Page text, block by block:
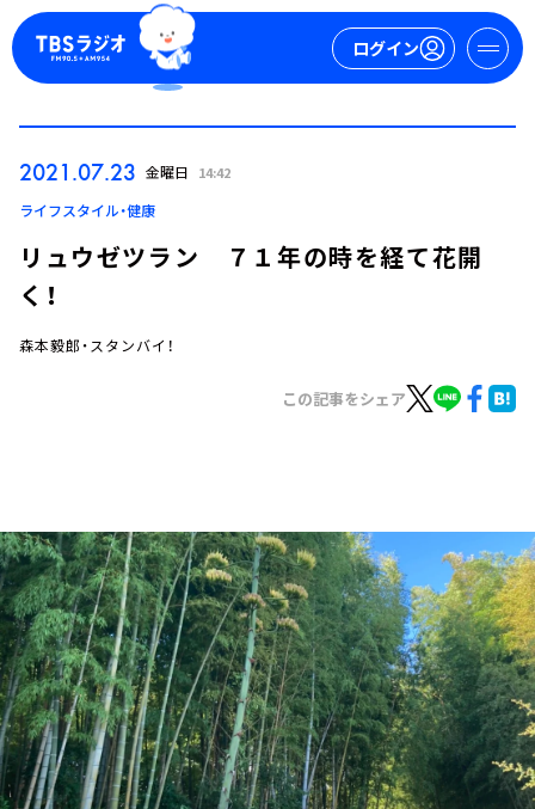
ログイン
ログイン
お知らせ
イベント・グッズ
YouTube
会社情報
2021.07.23 金曜日 14:42
ライフスタイル・健康
リュウゼツラン ７１年の時を経て花開
く！
森本毅郎・スタンバイ！
この記事をシェア